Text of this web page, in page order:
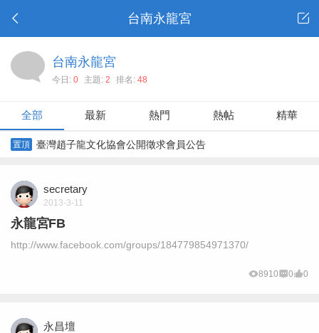
台南永龍宮
台南永龍宮
今日: 0 主題: 2 排名: 48
全部 最新 熱門 熱帖 精華
置頂 臺灣趙子龍文化協會公開徵求會員公告
secretary
2013-3-11
永龍宮FB
http://www.facebook.com/groups/184779854971370/
8910 0 0
永昌壇